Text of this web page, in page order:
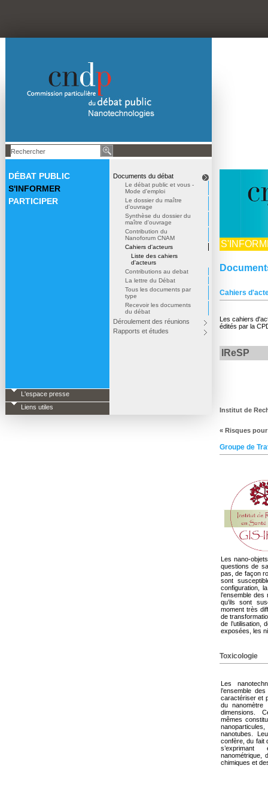
DÉBAT PUBLIC
S'INFORMER
PARTICIPER
L'espace presse
Liens utiles
Documents du débat
Le débat public et vous -
Mode d'emploi
Le dossier du maître
d'ouvrage
Synthèse du dossier du
maître d'ouvrage
Contribution du
Nanoforum CNAM
Cahiers d'acteurs
Liste des cahiers
d'acteurs
Contributions au debat
La lettre du Débat
Tous les documents par
type
Recevoir les documents
du débat
Déroulement des réunions
Rapports et études
Cahiers
Les cahiers
édités par la
IReSP
Institut de
« Risques
Groupe de
Les nano-
questions de
pas, de façon
sont
configuration,
l’ensemble
qu’ils sont
moment très
de
de l’utilisation,
exposées, les
Toxicologie
Les
l’ensemble
caractériser et
du nanomètre
dimensions.
mêmes
nanotubes.
confère, du fait
s’exprimant
nanométrique,
chimiques et